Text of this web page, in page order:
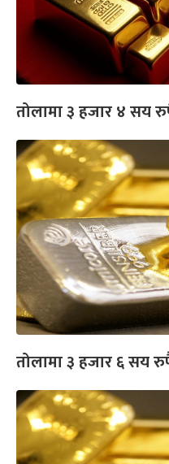
तोलामा ३ हजार ४ सय
तोलामा ३ हजार ६ सय